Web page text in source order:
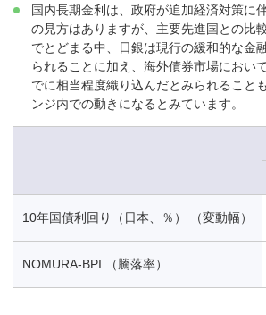
国内長期金利は、政府が追加経済対策に
の見方はありますが、主要先進国との比
でとどまる中、日銀は現行の緩和的な金
られることに加え、海外債券市場におい
でに相当程度織り込んだとみられること
ンジ内での動きになるとみています。
10年国債利回り（日本、％） （変動幅）
NOMURA-BPI （騰落率）